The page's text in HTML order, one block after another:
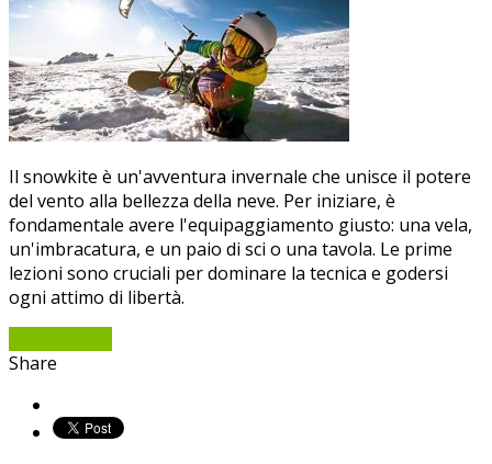
Il snowkite è un'avventura invernale che unisce il potere
del vento alla bellezza della neve. Per iniziare, è
fondamentale avere l'equipaggiamento giusto: una vela,
un'imbracatura, e un paio di sci o una tavola. Le prime
lezioni sono cruciali per dominare la tecnica e godersi
ogni attimo di libertà.
Share